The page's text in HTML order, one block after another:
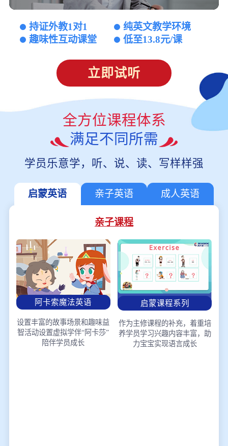
持证外教1对1
纯英文教学环境
趣味性互动课堂
低至13.8元/课
立即试听
全方位课程体系
满足不同所需
学员乐意学，听、说、读、写样样强
启蒙英语 亲子英语 成人英语
亲子课程
阿卡索魔法英语
设置丰富的故事场景和趣味益
智活动设置虚拟学伴“阿卡莎”
陪伴学员成长
启蒙课程系列
作为主修课程的补充，着重培
养学员学习兴趣内容丰富，助
力宝宝实现语言成长